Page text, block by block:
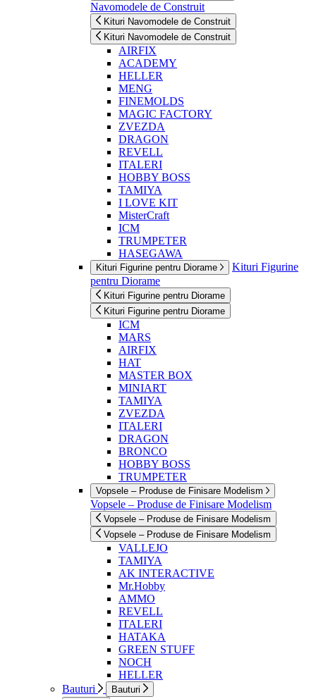
Navomodele de Construit
Kituri Navomodele de Construit
Kituri Navomodele de Construit
AIRFIX
ACADEMY
HELLER
MENG
FINEMOLDS
MAGIC FACTORY
ZVEZDA
DRAGON
REVELL
ITALERI
HOBBY BOSS
TAMIYA
I LOVE KIT
MisterCraft
ICM
TRUMPETER
HASEGAWA
Kituri Figurine pentru Diorame
Kituri Figurine
pentru Diorame
Kituri Figurine pentru Diorame
Kituri Figurine pentru Diorame
ICM
MARS
AIRFIX
HAT
MASTER BOX
MINIART
TAMIYA
ZVEZDA
ITALERI
DRAGON
BRONCO
HOBBY BOSS
TRUMPETER
Vopsele – Produse de Finisare Modelism
Vopsele – Produse de Finisare Modelism
Vopsele – Produse de Finisare Modelism
Vopsele – Produse de Finisare Modelism
VALLEJO
TAMIYA
AK INTERACTIVE
Mr.Hobby
AMMO
REVELL
ITALERI
HATAKA
GREEN STUFF
NOCH
HELLER
Bauturi
Bauturi